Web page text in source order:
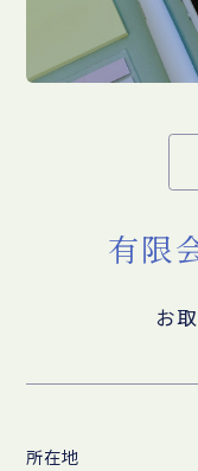
有限
お
所在地